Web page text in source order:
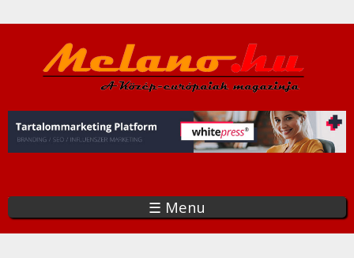
a
tartalomra
☰ Menu